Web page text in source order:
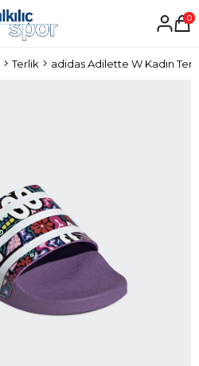
0
Terlik adidas Adilette W Kadın